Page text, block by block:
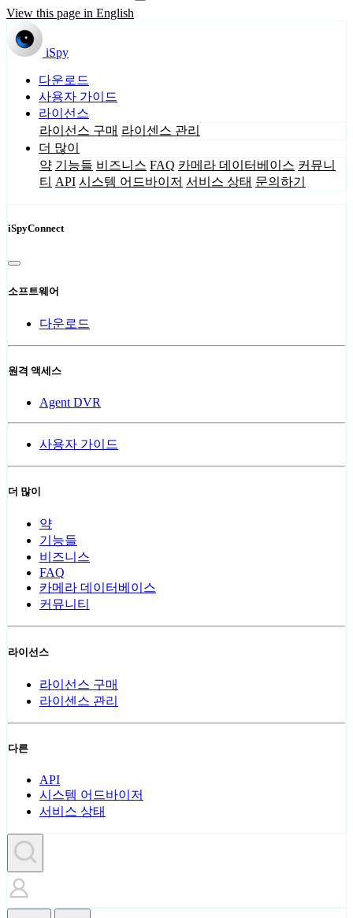
View this page in English
iSpy
다운로드
사용자 가이드
라이선스
라이선스 구매 라이센스 관리
더 많이
약 기능들 비즈니스 FAQ 카메라 데이터베이스 커뮤니
티 API 시스템 어드바이저 서비스 상태 문의하기
iSpyConnect
소프트웨어
다운로드
원격 액세스
Agent DVR
사용자 가이드
더 많이
약
기능들
비즈니스
FAQ
카메라 데이터베이스
커뮤니티
라이선스
라이선스 구매
라이센스 관리
다른
API
시스템 어드바이저
서비스 상태